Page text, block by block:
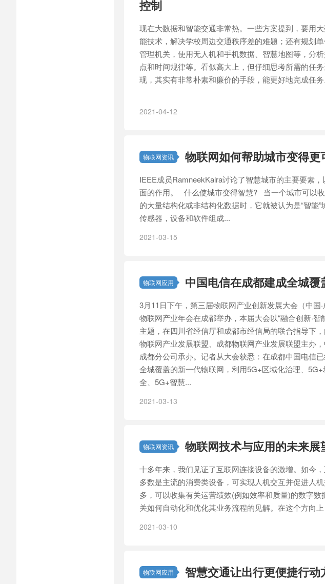
控制
现在大数据和智能交通非常热。一些方案提到，要用
能技术，解决学校周边交通秩序差的难题；还有规划
管理机关，使用无人机和手机数据、智慧地图等，分
点和时间规律等。看似高大上，但仔细思考所需的任
现，其实有非常朴素和廉价的手段，能更好地完成任务
2021-04-12
物联网资讯 物联网如何帮助城市变得
IEEE成员RamneekKalra讨论了智慧城市的主要要素
面的作用。 什么使城市变得智慧? 当一个城市可以
的大量结构化或非结构化数据时，它就被认为是“智能
传感器，设备和软件组成...
2021-03-15
物联网应用 中国电信在成都建成全城
3月11日下午，第三届物联网产业创新发展大会（中国
物联网产业年会在成都举办，本届大会以“融合创新·智
主题，在四川省经信厅和成都市经信局的联合指导下
物联网产业发展联盟、成都物联网产业发展联盟主办
成都分公司承办。记者从大会获悉：在成都中国电信
全城覆盖的新一代物联网，利用5G+区域化治理、5G+
全、5G+智慧...
2021-03-13
物联网资讯 物联网技术与应用的未来展
十多年来，我们见证了互联网连接设备的激增。如今
多数是主流的消费类设备，可实现人机交互并促进人
多，可以收集有关运营绩效(例如效率和质量)的数字
关如何自动化和优化其业务流程的见解。在这个方向
2021-03-10
物联网应用 智慧交通让出行更便捷行动